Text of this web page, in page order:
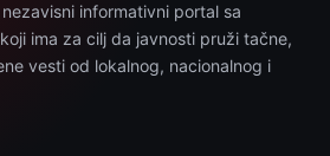
informativni portal sa
ima za cilj da javnosti pruži tačne,
vesti od lokalnog, nacionalnog i